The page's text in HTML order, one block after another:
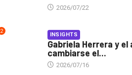
2026/07/22
2 INSIGHTS
Gabriela Herrera y el
cambiarse el...
2026/07/16